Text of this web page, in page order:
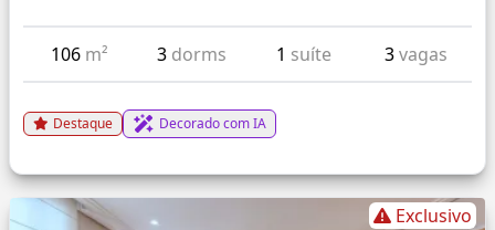
106 m² 3 dorms 1 suíte 3vagas
Destaque Decorado com IA
Exclusivo